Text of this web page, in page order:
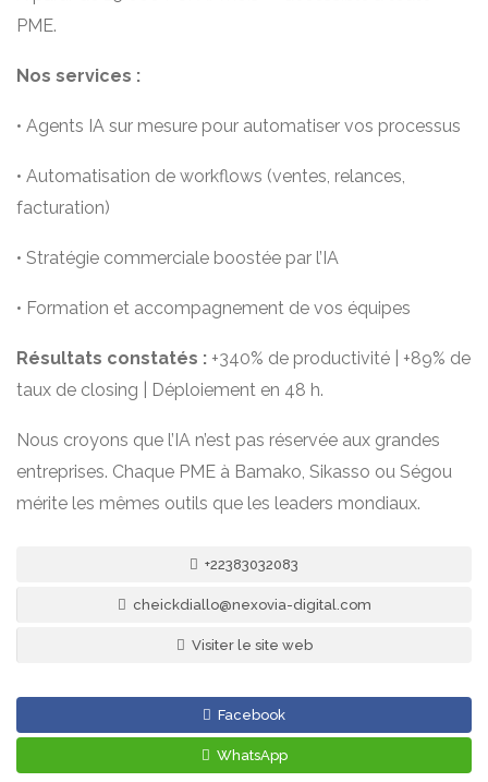
PME.
Nos services :
• Agents IA sur mesure pour automatiser vos processus
• Automatisation de workflows (ventes, relances,
facturation)
• Stratégie commerciale boostée par l’IA
• Formation et accompagnement de vos équipes
Résultats constatés : +340% de productivité | +89% de
taux de closing | Déploiement en 48 h.
Nous croyons que l’IA n’est pas réservée aux grandes
entreprises. Chaque PME à Bamako, Sikasso ou Ségou
mérite les mêmes outils que les leaders mondiaux.
+22383032083
cheickdiallo@nexovia-digital.com
Visiter le site web
Facebook
WhatsApp